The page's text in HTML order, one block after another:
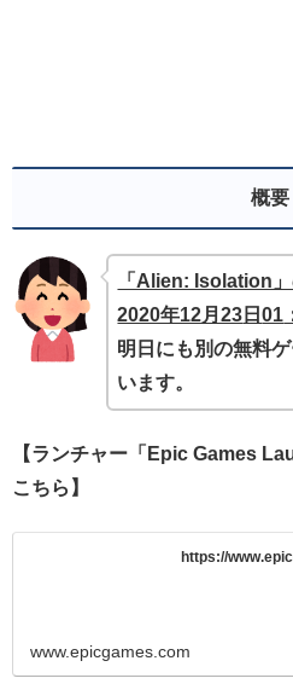
概要
「Alien: Isolation
2020年12月23 日01
明日にも別の無料
います。
【ランチャー「Epic Games
こちら】
https://
www.epicgames.com